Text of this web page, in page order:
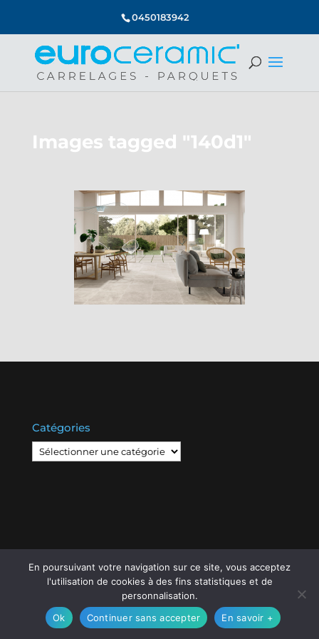
0450183942
Images tagged "140d1"
Catégories
Catégories
© Copyright8082020 -Les Entreprises Locales-
Mentions Légales – RGPD – Protection de la vie
privée – Gestion des cookies
En poursuivant votre navigation sur ce site, vous acceptez
l'utilisation de cookies à des fins statistiques et de
personnalisation.
Ok
Continuer sans accepter En savoir +